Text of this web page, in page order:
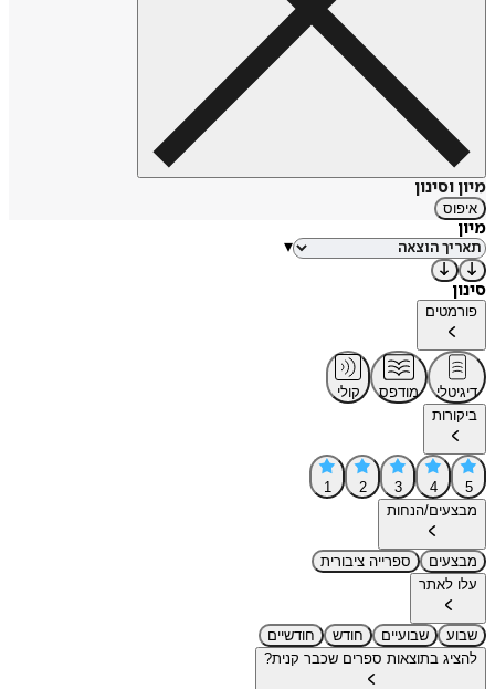
מיון וסינון
איפוס
מיון
▾
סינון
פורמטים
דיגיטלי מודפס
קולי
ביקורות
5
4
3
2
1
מבצעים/הנחות
מבצעים
ספרייה ציבורית
עלו לאתר
שבוע שבועיים חודש
חודשיים
להציג בתוצאות ספרים שכבר קנית?